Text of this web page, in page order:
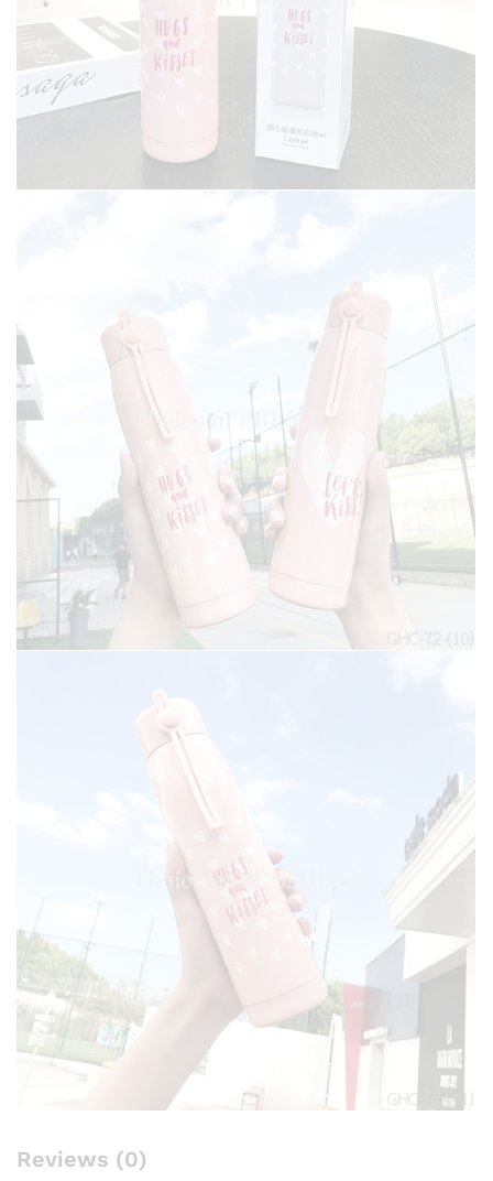
Reviews (0)